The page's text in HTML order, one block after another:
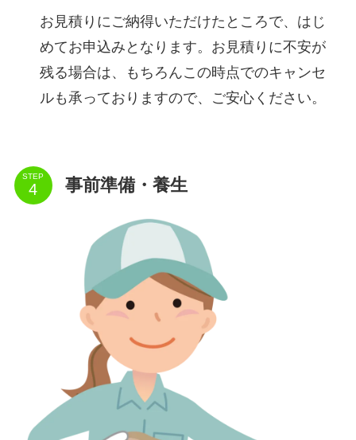
お見積りにご納得いただけたところで、はじ
めてお申込みとなります。お見積りに不安が
残る場合は、もちろんこの時点でのキャンセ
ルも承っておりますので、ご安心ください。
STEP 事前準備・養生